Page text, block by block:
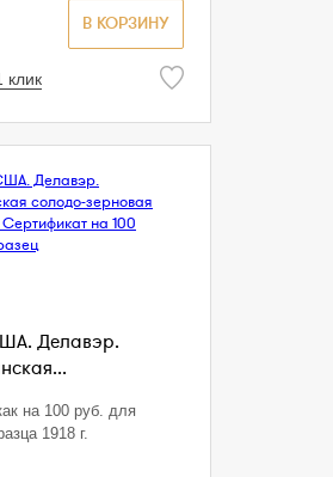
В КОРЗИНУ
клик
Делавэр.
на 100 руб. для
1918 г.